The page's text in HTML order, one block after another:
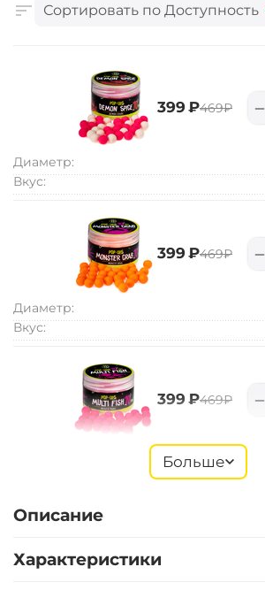
Сортировать по Доступность
‍399‍ ₽‍469‍₽ −
Диаметр:
Вкус:
‍399‍ ₽‍469‍₽ −
Диаметр:
Вкус:
‍399‍ ₽‍469‍₽ −
Больше
Описание
Характеристики